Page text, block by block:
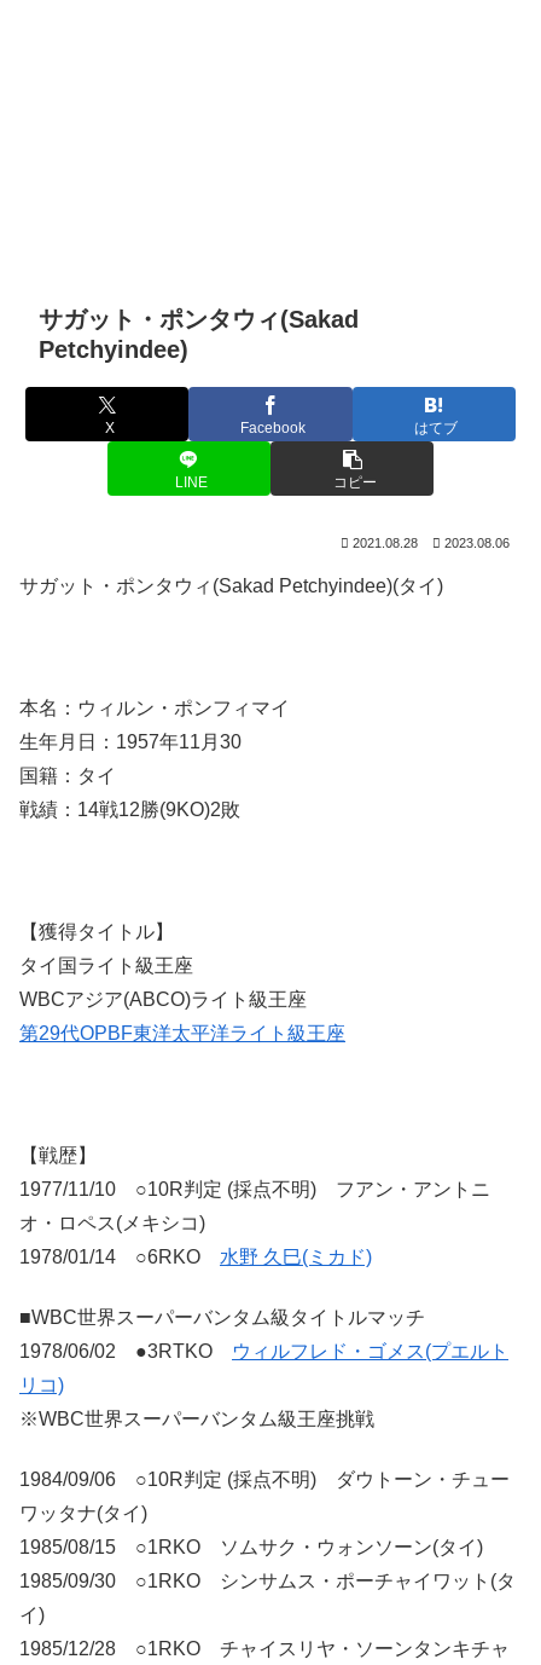
サガット・ポンタウィ(Sakad
Petchyindee)
X Facebook はてブ
LINE コピー
2021.08.28 2023.08.06
サガット・ポンタウィ(Sakad Petchyindee)(タイ)
本名：ウィルン・ポンフィマイ
生年月日：1957年11月30
国籍：タイ
戦績：14戦12勝(9KO)2敗
【獲得タイトル】
タイ国ライト級王座
WBCアジア(ABCO)ライト級王座
第29代OPBF東洋太平洋ライト級王座
【戦歴】
1977/11/10 ○10R判定 (採点不明) フアン・アントニ
オ・ロペス(メキシコ)
1978/01/14 ○6RKO 水野 久巳(ミカド)
■WBC世界スーパーバンタム級タイトルマッチ
1978/06/02 ●3RTKO
ウィルフレド・ゴメス(プエルト
リコ)
※WBC世界スーパーバンタム級王座挑戦
1984/09/06 ○10R判定 (採点不明) ダウトーン・チュー
ワッタナ(タイ)
1985/08/15 ○1RKO ソムサク・ウォンソーン(タイ)
1985/09/30 ○1RKO シンサムス・ポーチャイワット(タ
イ)
1985/12/28 ○1RKO チャイスリヤ・ソーンタンキチャ